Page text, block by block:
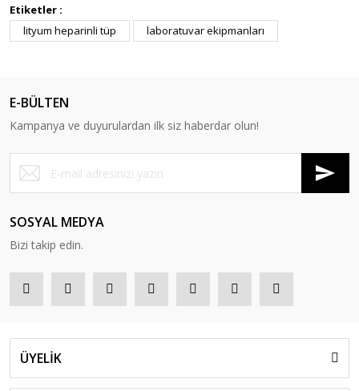
Etiketler :
lityum heparinli tüp
laboratuvar ekipmanları
E-BÜLTEN
Kampanya ve duyurulardan ilk siz haberdar olun!
SOSYAL MEDYA
Bizi takip edin.
ÜYELİK